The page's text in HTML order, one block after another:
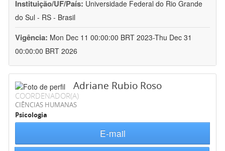
Instituição/UF/País: Universidade Federal do Rio Grande
do Sul - RS - Brasil
Vigência: Mon Dec 11 00:00:00 BRT 2023-Thu Dec 31
00:00:00 BRT 2026
Adriane Rubio Roso
COORDENADOR(A)
CIÊNCIAS HUMANAS
Psicologia
E-mail